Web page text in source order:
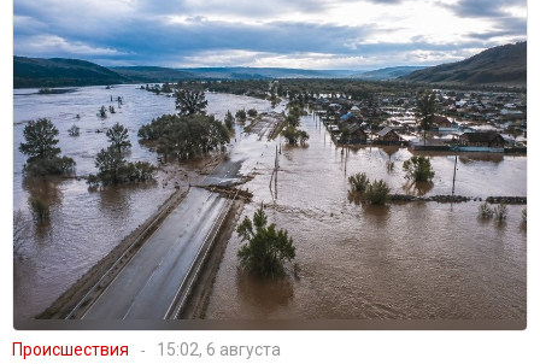
Происшествия 15:02, 6 августа